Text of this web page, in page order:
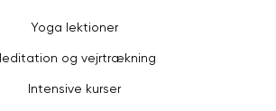
Yoga lektioner
og vejrtrækning
Intensive kurser